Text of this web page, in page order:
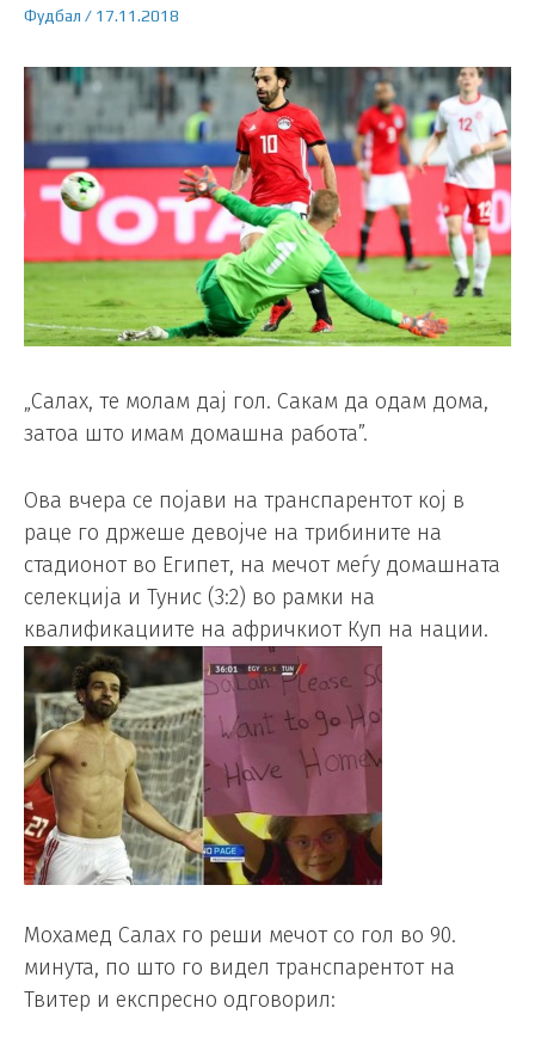
Фудбал / 17.11.2018
„Салах, те молам дај гол. Сакам да одам дома,
затоа што имам домашна работа”.
Ова вчера се појави на транспарентот кој в
раце го држеше девојче на трибините на
стадионот во Египет, на мечот меѓу домашната
селекција и Тунис (3:2) во рамки на
квалификациите на афричкиот Куп на нации.
Мохамед Салах го реши мечот со гол во 90.
минута, по што го видел транспарентот на
Твитер и експресно одговорил: